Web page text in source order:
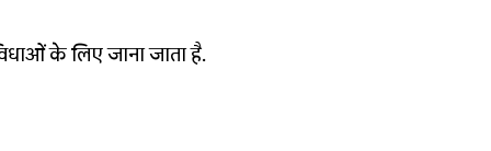
के लिए जाना जाता है.